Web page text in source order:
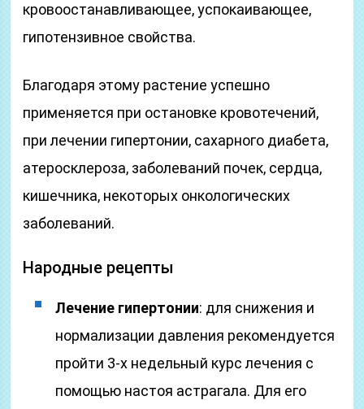
кровоостанавливающее, успокаивающее,
гипотензивное свойства.
Благодаря этому растение успешно
применяется при остановке кровотечений,
при лечении гипертонии, сахарного диабета,
атеросклероза, заболеваний почек, сердца,
кишечника, некоторых онкологических
заболеваний.
Народные рецепты
Лечение гипертонии: для снижения и
нормализации давления рекомендуется
пройти 3-х недельный курс лечения с
помощью настоя астрагала. Для его